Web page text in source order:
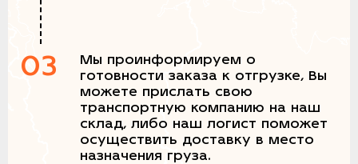
03
Мы проинформируем о
готовности заказа к отгрузке, Вы
можете прислать свою
транспортную компанию на наш
склад, либо наш логист поможет
осуществить доставку в место
назначения груза.